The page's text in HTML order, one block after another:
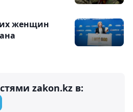
женщин
zakon.kz в: